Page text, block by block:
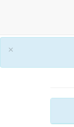
×